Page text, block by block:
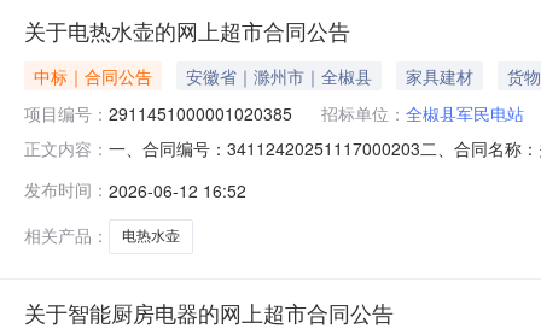
关于电热水壶的网上超市合同公告
中标｜合同公告 安徽省｜滁州市｜全椒县 家具建材
货物
项目编号： 2911451000001020385 招标单位： 全椒县军民电站
正文内容： 一、合同编号：34112420251117000203二、合同名称
湖市弋江区白马街道高新技术产业开发区南区工业集中
发布时间： 2026-06-12 16:52
相关产品：
电热水壶
关于智能厨房电器的网上超市合同公告